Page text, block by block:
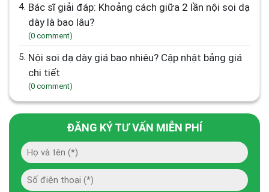
4. Bác sĩ giải đáp: Khoảng cách giữa 2 lần nội soi dạ
dày là bao lâu?
(0 comment)
5. Nội soi dạ dày giá bao nhiêu? Cập nhật bảng giá
chi tiết
(0 comment)
ĐĂNG KÝ TƯ VẤN MIỄN PHÍ